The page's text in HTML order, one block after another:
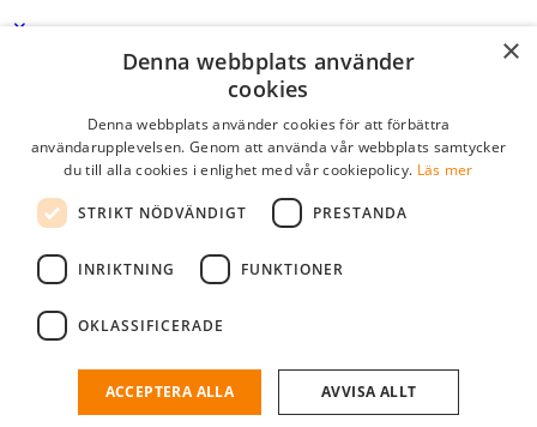
Logga in som företag
Lösenord
kom ihåg mig
logga in
Kostnadsfri företagsprofil
och söka efter passande kandidater till ditt företag.
×
Denna webbplats använder
cookies
Denna webbplats använder cookies för att förbättra
användarupplevelsen. Genom att använda vår webbplats samtycker
du till alla cookies i enlighet med vår cookiepolicy. Läs mer
STRIKT NÖDVÄNDIGT PRESTANDA
INRIKTNING FUNKTIONER
OKLASSIFICERADE
ACCEPTERA ALLA AVVISA ALLT